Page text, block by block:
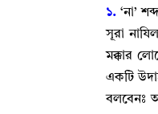
১. ‘না’
সূরা
মক্কার
একটি
বলবেনঃ